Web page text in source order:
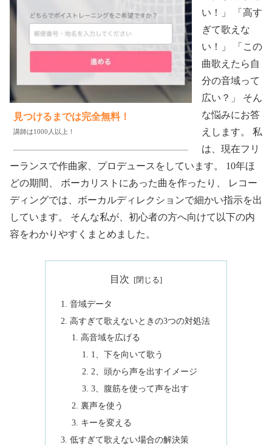
見つけるまでは完全無料！
講師は1000人以上！
い！」 「高す
ぎて歌えな
い！」 「この
曲歌えたら自
分の音域って
広い？」 そん
な悩みにお答
えします。 私
は、現在フリ
ーランスで作曲家、プロデュースをしています。 10年ほ
どの期間、 ボーカリストにあった曲を作ったり、 レコー
ディングでは、ボーカルディレクションで細かい指示を出
しています。 そんな私が、初心者の方へ向けて以下の内
容をわかりやすくまとめました。
目次
音域データ
高すぎて歌えないときの3つの対処法
高音域を広げる
1、下を向いて歌う
2、頭から声を出すイメージ
3、腹筋を使って声を出す
裏声を使う
キーを変える
低すぎて歌えない場合の解決策